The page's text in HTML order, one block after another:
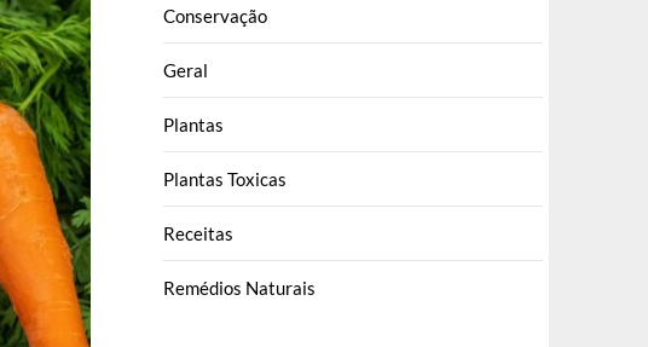
Conservação
Geral
Plantas
Plantas Toxicas
Receitas
Remédios Naturais